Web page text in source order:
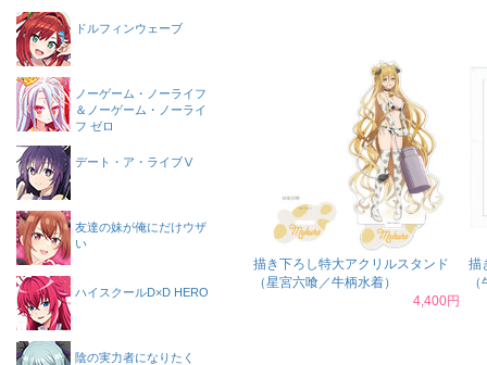
描き下ろし特大アクリルスタンド
（星宮六喰／牛柄水着）
4,400円
描
ドルフィンウェーブ
ノーゲーム・ノーライフ
＆ノーゲーム・ノーライ
フ ゼロ
デート・ア・ライブⅤ
友達の妹が俺にだけウザ
い
ハイスクールD×D HERO
陰の実力者になりたく